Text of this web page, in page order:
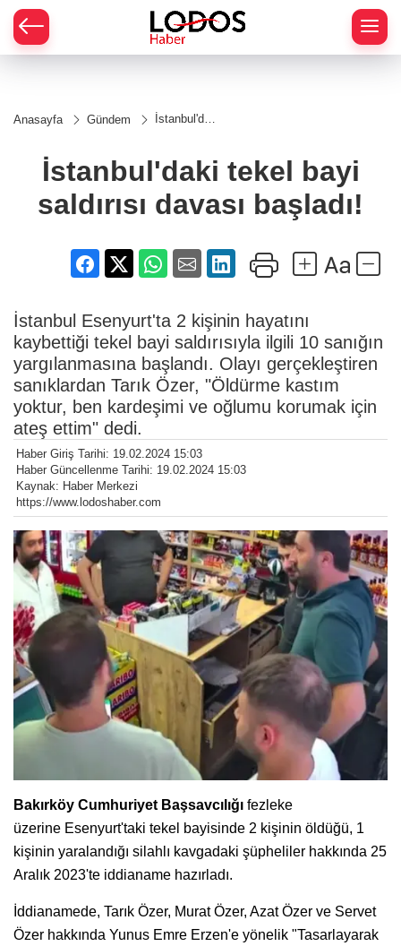
Anasayfa Gündem
İstanbul'daki
davası
başladı!
İstanbul'daki tekel bayi
saldırısı davası başladı!
İstanbul Esenyurt'ta 2 kişinin hayatını
kaybettiği tekel bayi saldırısıyla ilgili 10 sanığın
yargılanmasına başlandı. Olayı gerçekleştiren
sanıklardan Tarık Özer, "Öldürme kastım
yoktur, ben kardeşimi ve oğlumu korumak için
ateş ettim" dedi.
Haber Giriş Tarihi: 19.02.2024 15:03
Haber Güncellenme Tarihi: 19.02.2024 15:03
Kaynak: Haber Merkezi
https://www.lodoshaber.com
Bakırköy Cumhuriyet Başsavcılığı fezleke
üzerine Esenyurt'taki tekel bayisinde 2 kişinin öldüğü, 1
kişinin yaralandığı silahlı kavgadaki şüpheliler hakkında 25
Aralık 2023'te iddianame hazırladı.
İddianamede, Tarık Özer, Murat Özer, Azat Özer ve Servet
Özer hakkında Yunus Emre Erzen'e yönelik "Tasarlayarak